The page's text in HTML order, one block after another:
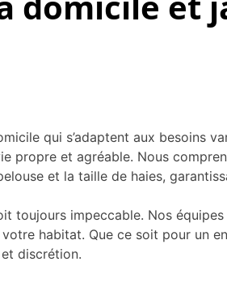
qui s’adaptent aux besoins
et agréable. Nous
et la taille de haies,
toujours impeccable. Nos
habitat. Que ce soit pour un
discrétion.